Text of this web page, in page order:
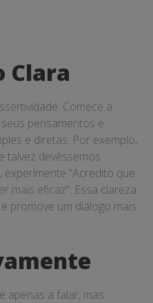
Clara
Comece a
pensamentos e
e diretas. Por exemplo,
talvez devêssemos
“Acredito que
mais eficaz”. Essa clareza
promove um diálogo mais
apenas a falar, mas